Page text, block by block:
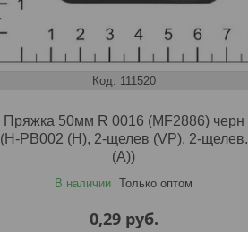
111520
Пряжка 50мм R 0016 (MF2886) черн
(H-PB002 (H), 2-щелев (VP), 2-щелев.
(А))
В наличии Только оптом
0,29 руб.